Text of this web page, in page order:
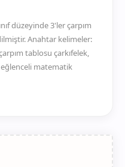
düzeyinde 3'ler çarpım
Anahtar kelimeler:
tablosu çarkıfelek,
matematik